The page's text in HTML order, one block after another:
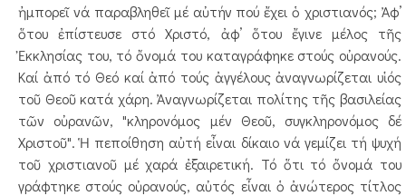
ἠμπορεῖ νά παραβληθεῖ μέ αὐτήν πού ἔχει ὁ χριστιανός; Ἀφ’
ὅτου ἐπίστευσε στό Χριστό, ἀφ’ ὅτου ἔγινε μέλος τῆς
Ἐκκλησίας του, τό ὄνομά του καταγράφηκε στούς οὐρανούς.
Καί ἀπό τό Θεό καί ἀπό τούς ἀγγέλους ἀναγνωρίζεται υἱός
τοῦ Θεοῦ κατά χάρη. Ἀναγνωρίζεται πολίτης τῆς βασιλείας
τῶν οὐρανῶν, "κληρονόμος μέν Θεοῦ, συγκληρονόμος δέ
Χριστοῦ". Ἡ πεποίθηση αὐτή εἶναι δίκαιο νά γεμίζει τή ψυχή
τοῦ χριστιανοῦ μέ χαρά ἐξαιρετική. Τό ὅτι τό ὄνομά του
γράφτηκε στούς οὐρανούς, αὐτός εἶναι ὁ ἀνώτερος τίτλος